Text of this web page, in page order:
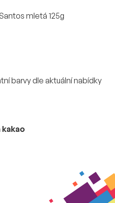
mletá 125g
barvy dle aktuální nabídky
kakao